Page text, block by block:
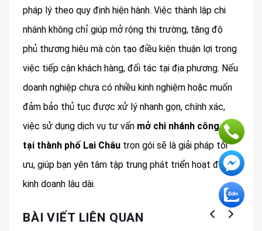
pháp lý theo quy định hiện hành. Việc thành lập chi
nhánh không chỉ giúp mở rộng thị trường, tăng độ
phủ thương hiệu mà còn tạo điều kiện thuận lợi trong
việc tiếp cận khách hàng, đối tác tại địa phương. Nếu
doanh nghiệp chưa có nhiều kinh nghiệm hoặc muốn
đảm bảo thủ tục được xử lý nhanh gọn, chính xác,
việc sử dụng dịch vụ tư vấn mở chi nhánh công ty
tại thành phố Lai Châu trọn gói sẽ là giải pháp tối
ưu, giúp bạn yên tâm tập trung phát triển hoạt động
kinh doanh lâu dài.
BÀI VIẾT LIÊN QUAN